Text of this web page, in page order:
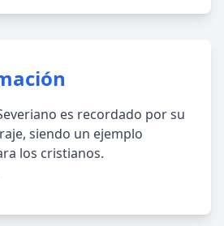
es recordado por su
siendo un ejemplo
los cristianos.